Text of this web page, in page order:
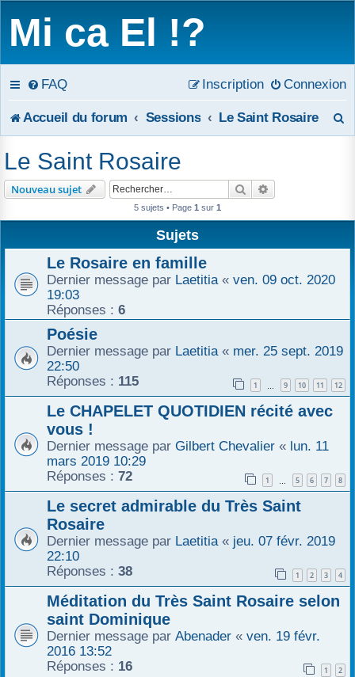
Mi ca El !?
FAQ Connexion
Inscription
Accueil du forum Sessions Le Saint Rosaire
h
Le Saint Rosaire
Nouveau sujet Rechercher
5 sujets • Page 1 sur 1
Sujets
Le Rosaire en famille
Dernier message par Laetitia « ven. 09 oct. 2020
19:03
Réponses : 6
Poésie
Dernier message par Laetitia « mer. 25 sept. 2019
22:50
Réponses : 115 1 … 9 10 11 12
Le CHAPELET QUOTIDIEN récité avec
vous !
Dernier message par Gilbert Chevalier « lun. 11
mars 2019 10:29
Réponses : 72 1 … 5 6 7 8
Le secret admirable du Très Saint
Rosaire
Dernier message par Laetitia « jeu. 07 févr. 2019
22:10
Réponses : 38 1 2 3 4
Méditation du Très Saint Rosaire selon
saint Dominique
Dernier message par Abenader « ven. 19 févr.
2016 13:52
Réponses : 16 1 2